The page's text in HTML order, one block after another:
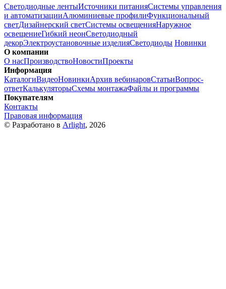
Светодиодные лентыИсточники питанияСистемы управления
и автоматизацииАлюминиевые профилиФункциональный
светДизайнерский светСистемы освещенияНаружное
освещениеГибкий неонСветодиодный
декорЭлектроустановочные изделияСветодиоды Новинки
О компании
О насПроизводствоНовостиПроекты
Информация
КаталогиВидеоНовинкиАрхив вебинаровСтатьиВопрос-
ответКалькуляторыСхемы монтажаФайлы и программы
Покупателям
Контакты
Правовая информация
© Разработано в Arlight, 2026